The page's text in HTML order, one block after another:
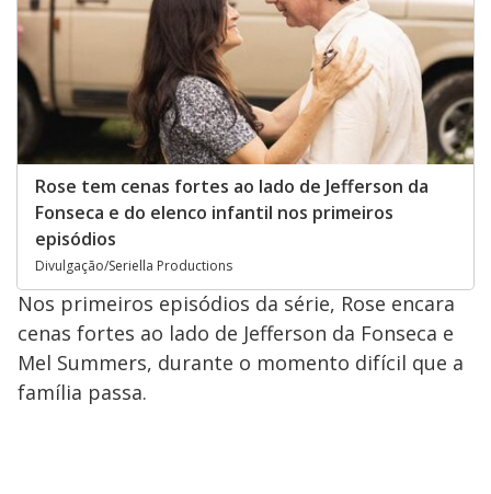
Rose tem cenas fortes ao lado de Jefferson da
Fonseca e do elenco infantil nos primeiros
episódios
Divulgação/Seriella Productions
Nos primeiros episódios da série, Rose encara
cenas fortes ao lado de Jefferson da Fonseca e
Mel Summers, durante o momento difícil que a
família passa.